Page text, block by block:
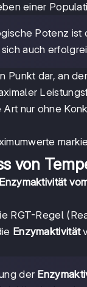
einer
Potenz ist
auch
Punkt dar, an
Art nur ohne
von
RGT-Regel
Enzymaktivität
der